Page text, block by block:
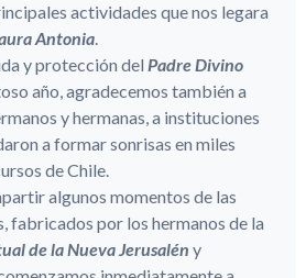
actividades que nos legara
Antonia.
y protección del Padre Divino
año, agradecemos también a
y hermanas, a instituciones
a formar sonrisas en miles
de Chile.
algunos momentos de las
fabricados por los hermanos de la
de la Nueva Jerusalén y